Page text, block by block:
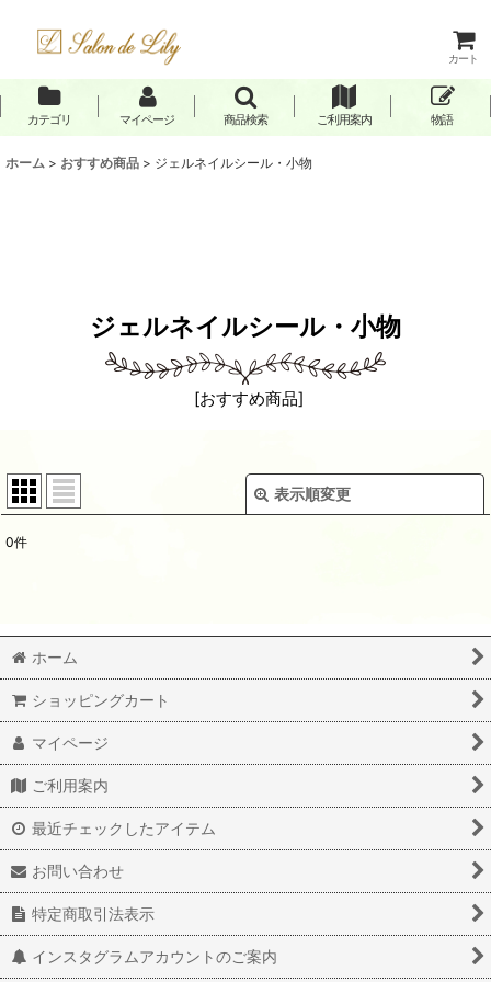
カート
カテゴリ マイページ 商品検索 ご利用案内 物語
ホーム > おすすめ商品 > ジェルネイルシール・小物
ジェルネイルシール・小物
[おすすめ商品]
表示順変更
絞り込む
0件
ホーム
ショッピングカート
マイページ
ご利用案内
最近チェックしたアイテム
お問い合わせ
特定商取引法表示
インスタグラムアカウントのご案内